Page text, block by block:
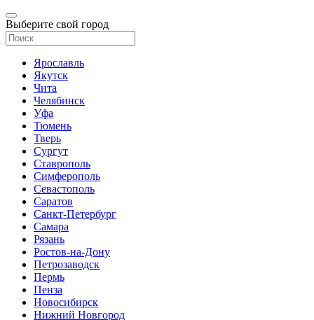
Выберите свой город
Ярославль
Якутск
Чита
Челябинск
Уфа
Тюмень
Тверь
Сургут
Ставрополь
Симферополь
Севастополь
Саратов
Санкт-Петербург
Самара
Рязань
Ростов-на-Дону
Петрозаводск
Пермь
Пенза
Новосибирск
Нижний Новгород